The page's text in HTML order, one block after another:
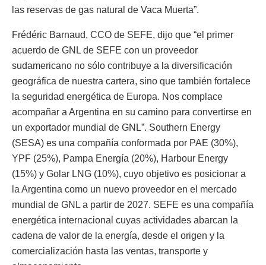
las reservas de gas natural de Vaca Muerta”.
Frédéric Barnaud, CCO de SEFE, dijo que “el primer
acuerdo de GNL de SEFE con un proveedor
sudamericano no sólo contribuye a la diversificación
geográfica de nuestra cartera, sino que también fortalece
la seguridad energética de Europa. Nos complace
acompañar a Argentina en su camino para convertirse en
un exportador mundial de GNL”. Southern Energy
(SESA) es una compañía conformada por PAE (30%),
YPF (25%), Pampa Energía (20%), Harbour Energy
(15%) y Golar LNG (10%), cuyo objetivo es posicionar a
la Argentina como un nuevo proveedor en el mercado
mundial de GNL a partir de 2027. SEFE es una compañía
energética internacional cuyas actividades abarcan la
cadena de valor de la energía, desde el origen y la
comercialización hasta las ventas, transporte y